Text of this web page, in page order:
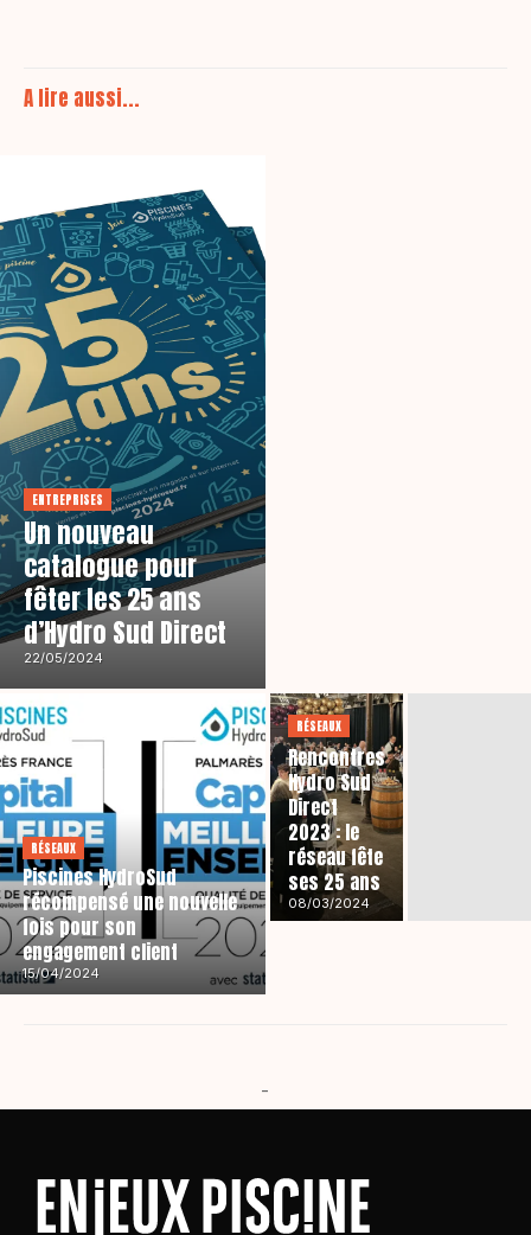
A lire aussi...
ENTREPRISES
Un nouveau
catalogue pour
fêter les 25 ans
d’Hydro Sud Direct
22/05/2024
RÉSEAUX
Piscines HydroSud
récompensé une nouvelle
fois pour son
engagement client
15/04/2024
RÉSEAUX
Rencontres
Hydro Sud
Direct
2023 : le
réseau fête
ses 25 ans
08/03/2024
-